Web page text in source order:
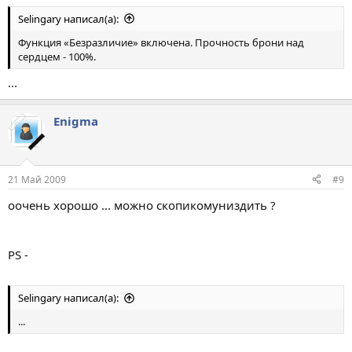
сердцем - 100%.
Selingary написал(а):
Функция «Безразличие» включена. Прочность брони над
сердцем - 100%.
...
Enigma
21 Май 2009 #9
оочень хорошо ... можно скопикомуниздить ?
PS -
Selingary написал(а):
...